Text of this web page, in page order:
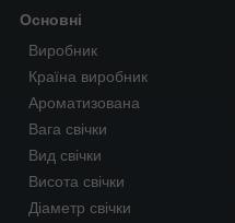
Основні
Виробник
Країна виробник
Ароматизована
Вага свічки
Вид свічки
Висота свічки
Діаметр свічки